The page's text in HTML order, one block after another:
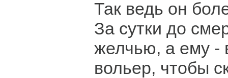
Так ведь он
За сутки до
желчью, а ему -
вольер, чтобы